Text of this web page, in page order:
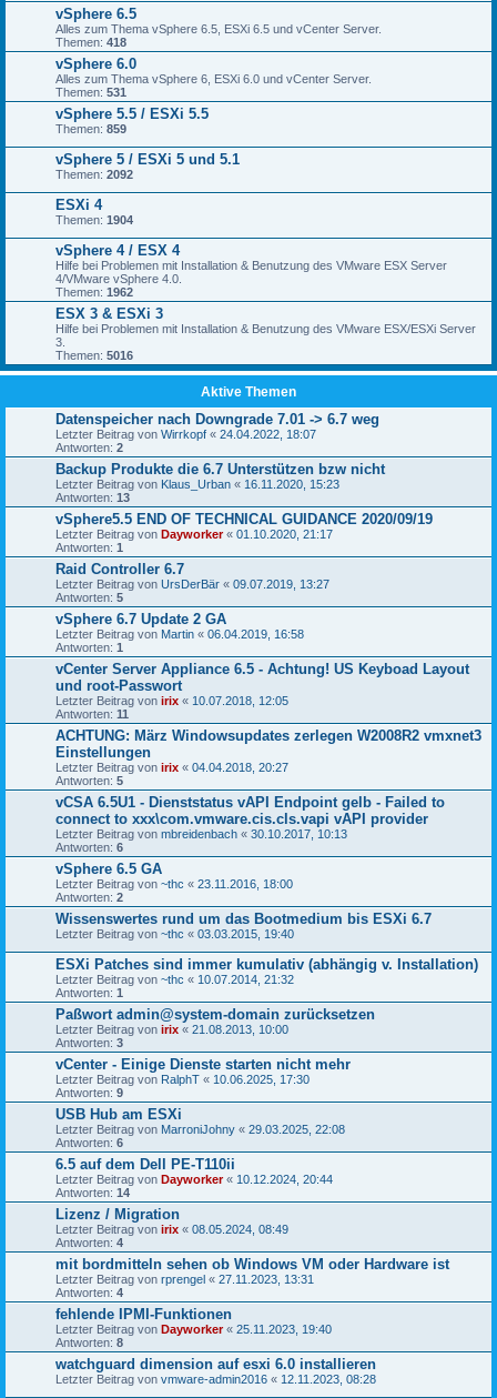
vSphere 6.5
Alles zum Thema vSphere 6.5, ESXi 6.5 und vCenter Server.
Themen: 418
vSphere 6.0
Alles zum Thema vSphere 6, ESXi 6.0 und vCenter Server.
Themen: 531
vSphere 5.5 / ESXi 5.5
Themen: 859
vSphere 5 / ESXi 5 und 5.1
Themen: 2092
ESXi 4
Themen: 1904
vSphere 4 / ESX 4
Hilfe bei Problemen mit Installation & Benutzung des VMware ESX Server
4/VMware vSphere 4.0.
Themen: 1962
ESX 3 & ESXi 3
Hilfe bei Problemen mit Installation & Benutzung des VMware ESX/ESXi Server
3.
Themen: 5016
Aktive Themen
Datenspeicher nach Downgrade 7.01 -> 6.7 weg
Letzter Beitrag von Wirrkopf « 24.04.2022, 18:07
Antworten: 2
Backup Produkte die 6.7 Unterstützen bzw nicht
Letzter Beitrag von Klaus_Urban « 16.11.2020, 15:23
Antworten: 13
vSphere5.5 END OF TECHNICAL GUIDANCE 2020/09/19
Letzter Beitrag von Dayworker« 01.10.2020, 21:17
Antworten: 1
Raid Controller 6.7
Letzter Beitrag von UrsDerBär « 09.07.2019, 13:27
Antworten: 5
vSphere 6.7 Update 2 GA
Letzter Beitrag von Martin « 06.04.2019, 16:58
Antworten: 1
vCenter Server Appliance 6.5 - Achtung! US Keyboad Layout
und root-Passwort
Letzter Beitrag von irix « 10.07.2018, 12:05
Antworten: 11
ACHTUNG: März Windowsupdates zerlegen W2008R2 vmxnet3
Einstellungen
Letzter Beitrag von irix « 04.04.2018, 20:27
Antworten: 5
vCSA 6.5U1 - Dienststatus vAPI Endpoint gelb - Failed to
connect to xxx\com.vmware.cis.cls.vapi vAPI provider
Letzter Beitrag von mbreidenbach « 30.10.2017, 10:13
Antworten: 6
vSphere 6.5 GA
Letzter Beitrag von ~thc « 23.11.2016, 18:00
Antworten: 2
Wissenswertes rund um das Bootmedium bis ESXi 6.7
Letzter Beitrag von ~thc « 03.03.2015, 19:40
ESXi Patches sind immer kumulativ (abhängig v. Installation)
Letzter Beitrag von ~thc « 10.07.2014, 21:32
Antworten: 1
Paßwort admin@system-domain zurücksetzen
Letzter Beitrag von irix « 21.08.2013, 10:00
Antworten: 3
vCenter - Einige Dienste starten nicht mehr
Letzter Beitrag von RalphT « 10.06.2025, 17:30
Antworten: 9
USB Hub am ESXi
Letzter Beitrag von MarroniJohny « 29.03.2025, 22:08
Antworten: 6
6.5 auf dem Dell PE-T110ii
Letzter Beitrag von Dayworker« 10.12.2024, 20:44
Antworten: 14
Lizenz / Migration
Letzter Beitrag von irix « 08.05.2024, 08:49
Antworten: 4
mit bordmitteln sehen ob Windows VM oder Hardware ist
Letzter Beitrag von rprengel « 27.11.2023, 13:31
Antworten: 4
fehlende IPMI-Funktionen
Letzter Beitrag von Dayworker« 25.11.2023, 19:40
Antworten: 8
watchguard dimension auf esxi 6.0 installieren
Letzter Beitrag von vmware-admin2016 « 12.11.2023, 08:28